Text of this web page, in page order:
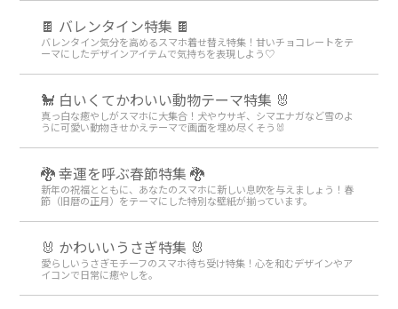
🍫 バレンタイン特集 🍫
バレンタイン気分を高めるスマホ着せ替え特集！甘いチョコレートをテ
ーマにしたデザインアイテムで気持ちを表現しよう♡
🐩 白いくてかわいい動物テーマ特集 🐰
真っ白な癒やしがスマホに大集合！犬やウサギ、シマエナガなど雪のよ
うに可愛い動物きせかえテーマで画面を埋め尽くそう🐰
🐉 幸運を呼ぶ春節特集 🐉
新年の祝福とともに、あなたのスマホに新しい息吹を与えましょう！春
節（旧暦の正月）をテーマにした特別な壁紙が揃っています。
🐰 かわいいうさぎ特集 🐰
愛らしいうさぎモチーフのスマホ待ち受け特集！心を和むデザインやア
イコンで日常に癒やしを。